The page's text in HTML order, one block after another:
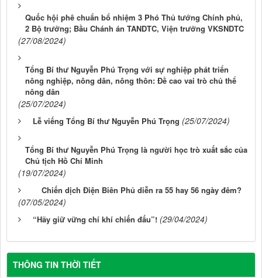
Quốc hội phê chuẩn bổ nhiệm 3 Phó Thủ tướng Chính phủ,
2 Bộ trưởng; Bầu Chánh án TANDTC, Viện trưởng VKSNDTC
(27/08/2024)
Tổng Bí thư Nguyễn Phú Trọng với sự nghiệp phát triển
nông nghiệp, nông dân, nông thôn: Đề cao vai trò chủ thể
nông dân
(25/07/2024)
Lễ viếng Tổng Bí thư Nguyễn Phú Trọng (25/07/2024)
Tổng Bí thư Nguyễn Phú Trọng là người học trò xuất sắc của
Chủ tịch Hồ Chí Minh
(19/07/2024)
Chiến dịch Điện Biên Phủ diễn ra 55 hay 56 ngày đêm?
(07/05/2024)
“Hãy giữ vững chí khí chiến đấu”! (29/04/2024)
THÔNG TIN THỜI TIẾT